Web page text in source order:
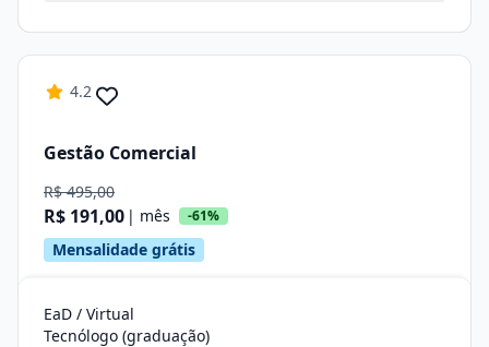
4.2
Gestão Comercial
R$ 495,00
R$ 191,00 | mês -61%
Mensalidade grátis
EaD / Virtual
Tecnólogo (graduação)